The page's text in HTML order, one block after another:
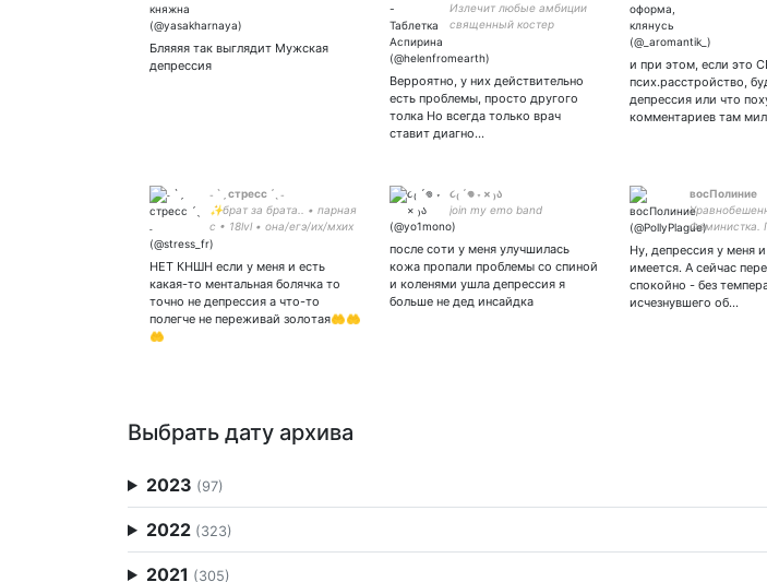
Бляяяя так выглядит Мужская
депрессия
Излечит любые амбиции
священный костер
надежды в море отчаяния
Верроятно, у них действительно
есть проблемы, просто другого
толка Но всегда только врач
ставит диагно…
и при этом, если это
псих.расстройство,
депрессия или что
комментариев там
˗ `ˏ стресс ˊˎ ˗
✨брат за брата.. • парная
с • 18lvl • она/егэ/их/мхих
• маша//стресс • люблю
• европа UID:718074467
НЕТ КНШН если у меня и есть
какая-то ментальная болячка то
точно не депрессия а что-то
полегче не переживай золотая🤲🤲
🤲
૮₍ ´𖦹 ˕ × ₎ა
join my emo band
после соти у меня улучшилась
кожа пропали проблемы со спиной
и коленями ушла депрессия я
больше не дед инсайдка
восПолиние
Феминистка.
пространство
peace☮️
Ну, депрессия у меня
имеется. А сейчас
спокойно - без
исчезнувшего об…
Выбрать дату архива
2023 (97)
2022 (323)
2021 (305)